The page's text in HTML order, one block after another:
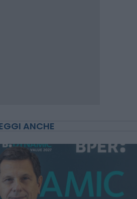
ANCHE